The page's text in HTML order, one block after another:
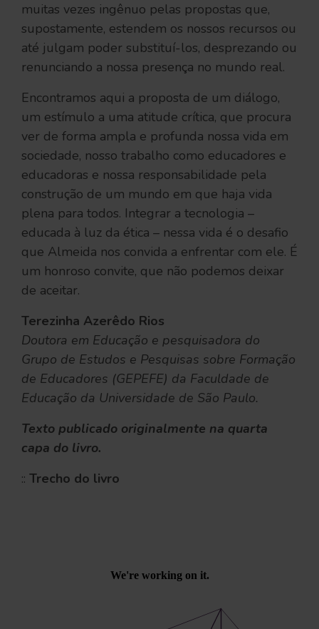
muitas vezes ingênuo pelas propostas que,
supostamente, estendem os nossos recursos ou
até julgam poder substituí-los, desprezando ou
renunciando a nossa presença no mundo real.
Encontramos aqui a proposta de um diálogo,
um estímulo a uma atitude crítica, que procura
ver de forma ampla e profunda nossa vida em
sociedade, nosso trabalho como educadores e
educadoras e nossa responsabilidade pela
construção de um mundo em que haja vida
plena para todos. Integrar a tecnologia –
educada à luz da ética – nessa vida é o desafio
que Almeida nos convida a enfrentar com ele. É
um honroso convite, que não podemos deixar
de aceitar.
Terezinha Azerêdo Rios
Doutora em Educação e pesquisadora do
Grupo de Estudos e Pesquisas sobre Formação
de Educadores (GEPEFE) da Faculdade de
Educação da Universidade de São Paulo.
Texto publicado originalmente na quarta
capa do livro.
:: Trecho do livro